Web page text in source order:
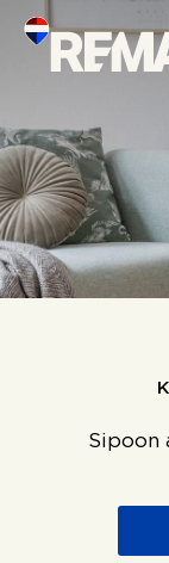
content
Sipoon